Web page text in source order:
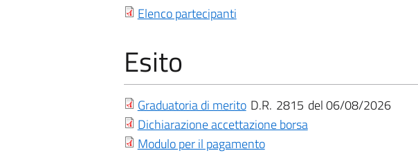
Elenco partecipanti
Esito
Graduatoria di merito D.R. 2815
06/08/2026
Dichiarazione accettazione borsa
Modulo per il pagamento